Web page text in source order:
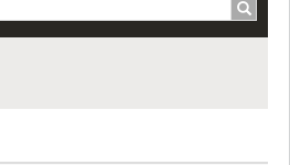
order
in ascending order